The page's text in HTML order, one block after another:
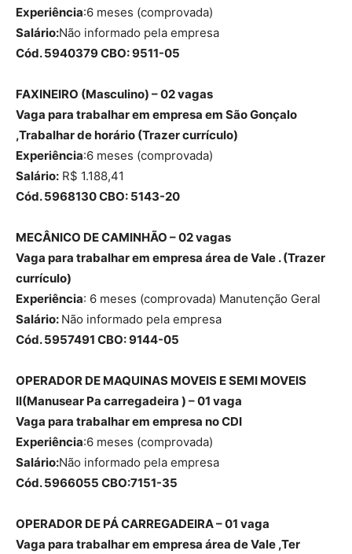
Experiência:6 meses (comprovada)
Salário:Não informado pela empresa
Cód. 5940379 CBO: 9511-05
FAXINEIRO (Masculino) – 02 vagas
Vaga para trabalhar em empresa em São Gonçalo
,Trabalhar de horário (Trazer currículo)
Experiência:6 meses (comprovada)
Salário: R$ 1.188,41
Cód. 5968130 CBO: 5143-20
MECÂNICO DE CAMINHÃO – 02 vagas
Vaga para trabalhar em empresa área de Vale . (Trazer
currículo)
Experiência: 6 meses (comprovada) Manutenção Geral
Salário: Não informado pela empresa
Cód. 5957491 CBO: 9144-05
OPERADOR DE MAQUINAS MOVEIS E SEMI MOVEIS
II(Manusear Pa carregadeira ) – 01 vaga
Vaga para trabalhar em empresa no CDI
Experiência:6 meses (comprovada)
Salário:Não informado pela empresa
Cód. 5966055 CBO:7151-35
OPERADOR DE PÁ CARREGADEIRA – 01 vaga
Vaga para trabalhar em empresa área de Vale ,Ter